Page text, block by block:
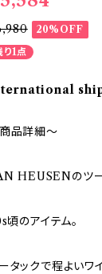
20%OFF
り1点
品詳細～
HEUSENのツー
頃のアイテム。
タックで程よいワ